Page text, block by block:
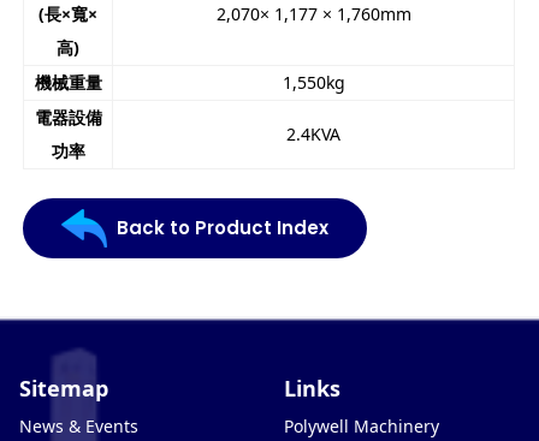
(長×寬×
高)
2,070× 1,177 × 1,760mm
機械重量
1,550kg
電器設備
功率
2.4KVA
Back to Product Index
Sitemap
News & Events
Links
Polywell Machinery